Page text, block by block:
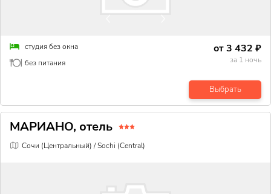
студия без окна
без питания
от3 432 ₽
за 1 ночь
Выбрать
МАРИАНО, отель
Сочи (Центральный) / Sochi (Central)